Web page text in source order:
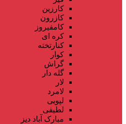
کارزین
کازرون
کامفیروز
کره ای
کنارتخته
کوار
گراش
گله دار
لار
لامرد
لپویی
لطیفی
مبارک آباد دیز